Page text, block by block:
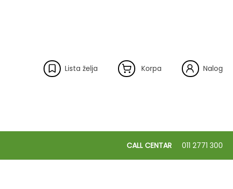
Lista želja Korpa Nalog
CALL CENTAR 011 2771 300